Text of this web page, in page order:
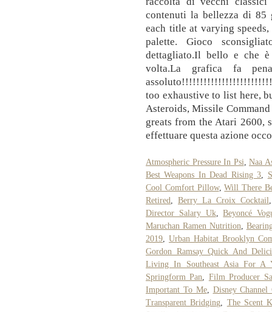
contenuti la bellezza di 85
each title at varying
palette. Gioco
dettagliato.Il bello e che
volta.La grafica fa
too exhaustive to list here,
Asteroids, Missile
greats from the Atari 2600,
effettuare questa azione
Atmospheric Pressure In Psi, Naa
Best Weapons In Dead Rising 3,
Cool Comfort Pillow,Will There
Retired, Berry La Croix Cocktail
Director Salary Uk,Beyoncé
Maruchan Ramen Nutrition,
2019, Urban Habitat Brooklyn
Gordon Ramsay Quick And
Living In Southeast Asia For A
Springform Pan, Film Producer
Important To Me, Disney
Transparent Bridging, The Scent